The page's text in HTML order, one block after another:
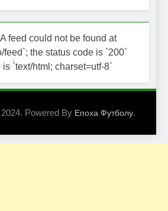
A feed could not be found at
feed`; the status code is `200`
`text/html; charset=utf-8`
Powered By Епоха Футболу.